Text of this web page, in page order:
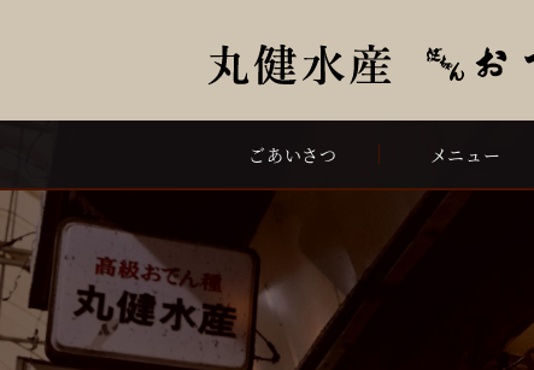
ごあいさつ メニュー